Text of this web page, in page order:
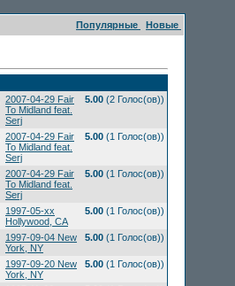
Популярные
Новые
2007-04-29 Fair
To Midland feat.
Serj
5.00 (2 Голос(ов))
2007-04-29 Fair
To Midland feat.
Serj
5.00 (1 Голос(ов))
2007-04-29 Fair
To Midland feat.
Serj
5.00 (1 Голос(ов))
1997-05-xx
Hollywood, CA
5.00 (1 Голос(ов))
1997-09-04 New
York, NY
5.00 (1 Голос(ов))
1997-09-20 New
York, NY
5.00 (1 Голос(ов))